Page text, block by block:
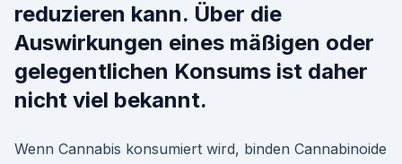
reduzieren kann. Über die
Auswirkungen eines mäßigen oder
gelegentlichen Konsums ist daher
nicht viel bekannt.
Wenn Cannabis konsumiert wird, binden Cannabinoide